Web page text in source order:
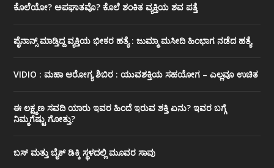
ಕೊಲೆಯೋ? ಅಪಘಾತವೊ? ಕೊಲೆ ಶಂಕಿತ ವ್ಯಕ್ತಿಯ ಶವ ಪತ್ತೆ
ಪೈನಾನ್ಸ್ ಮಾಡ್ತಿದ್ದ ವ್ಯಕ್ತಿಯ ಭೀಕರ‌ ಹತ್ಯೆ : ಜುಮ್ಮಾ ಮಸೀದಿ ಹಿಂಭಾಗ ನಡೆದ ಹತ್ಯೆ
VIDIO : ಮಹಾ ಆರೋಗ್ಯ ಶಿಬಿರ : ಯುವಶಕ್ತಿಯ ಸಹಯೋಗ – ಎಲ್ಲವೂ ಉಚಿತ
ಈ ಲಕ್ಷ್ಮಣ ಸವದಿ ಯಾರು ಇವರ ಹಿಂದೆ ಇರುವ ಶಕ್ತಿ ಏನು? ಇವರ ಬಗ್ಗೆ
ನಿಮ್ಮಗೆಷ್ಟು ಗೋತ್ತು?
ಬಸ್ ಮತ್ತು ಬೈಕ್ ಡಿಕ್ಕಿ ಸ್ಥಳದಲ್ಲಿ ಮೂವರ ಸಾವು